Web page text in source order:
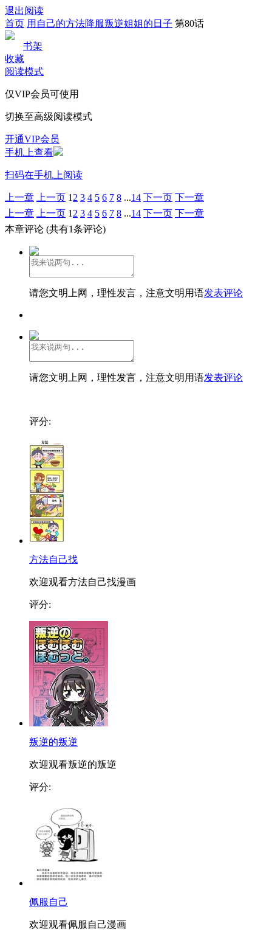
退出阅读
首页 用自己的方法降服叛逆姐姐的日子 第80话
书架
收藏
阅读模式
仅VIP会员可使用
切换至高级阅读模式
开通VIP会员
手机上查看
扫码在手机上阅读
上一章 上一页 1 2 3 4 5 6 7 8 ...14 下一页 下一章
上一章
上一页 1 2 3 4 5 6 7 8 ...14 下一页 下一章
本章评论 (共有1条评论)
请您文明上网，理性发言，注意文明用语发表评论
请您文明上网，理性发言，注意文明用语发表评论
评分:
方法自己找
欢迎观看方法自己找漫画
评分:
叛逆的叛逆
欢迎观看叛逆的叛逆
评分:
佩服自己
欢迎观看佩服自己漫画